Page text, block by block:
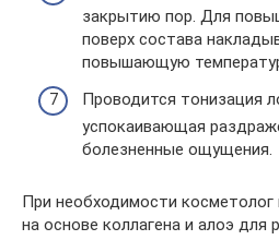
закрытию пор. Для
поверх состава
повышающую
Проводится тонизация
успокаивающая
болезненные ощущения.
При необходимости
на основе коллагена и алоэ для